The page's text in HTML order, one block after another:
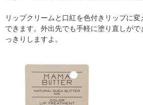
リップクリームと口紅を色付きリップに
できます。外出先でも手軽に塗り直しが
っきりしますよ。